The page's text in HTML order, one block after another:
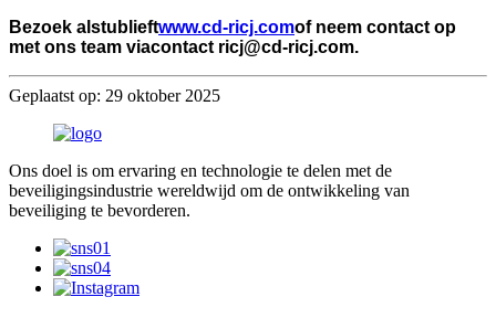
Bezoek alstublieftwww.cd-ricj.comof neem contact op
met ons team viacontact ricj@cd-ricj.com.
Geplaatst op: 29 oktober 2025
Ons doel is om ervaring en technologie te delen met de
beveiligingsindustrie wereldwijd om de ontwikkeling van
beveiliging te bevorderen.